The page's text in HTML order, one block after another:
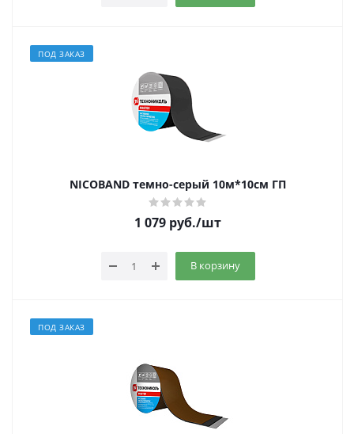
ПОД ЗАКАЗ
NICOBAND темно-серый 10м*10см ГП
1 079 руб./шт
В корзину
ПОД ЗАКАЗ